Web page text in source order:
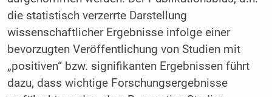
die statistisch verzerrte Darstellung
wissenschaftlicher Ergebnisse infolge einer
bevorzugten Veröffentlichung von Studien mit
„positiven“ bzw. signifikanten Ergebnissen führt
dazu, dass wichtige Forschungsergebnisse